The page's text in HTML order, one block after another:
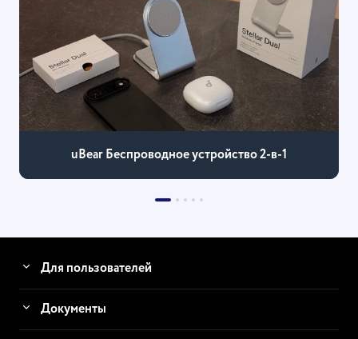
uBear Беспроводное устройство 2-в-1
Для пользователей
Документы